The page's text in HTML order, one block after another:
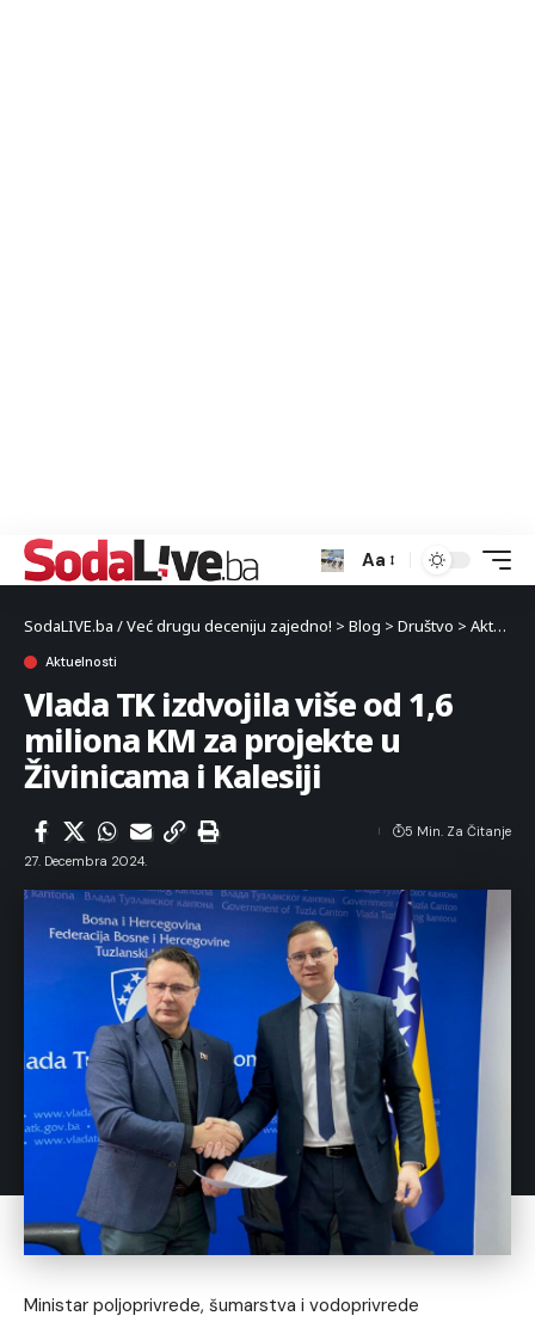
Aa
SodaLIVE.ba / Već drugu deceniju zajedno! > Blog > Društvo > Aktuelnosti
Aktuelnosti
Vlada TK izdvojila više od 1,6
miliona KM za projekte u
Živinicama i Kalesiji
27. Decembra 2024.
5 Min. Za Čitanje
Ministar poljoprivrede, šumarstva i vodoprivrede